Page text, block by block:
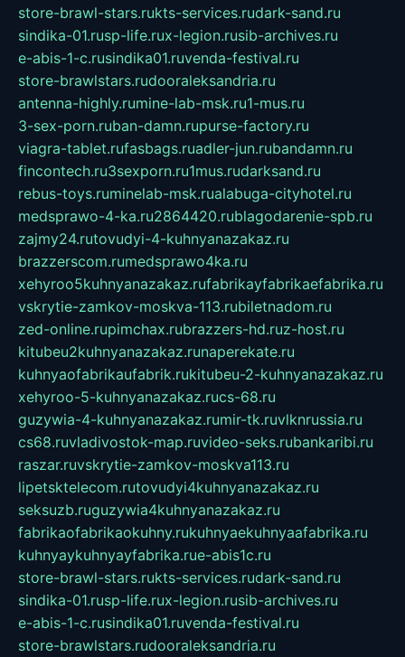
store-brawl-stars.rukts-services.rudark-sand.ru
sindika-01.rusp-life.rux-legion.rusib-archives.ru
e-abis-1-c.rusindika01.ruvenda-festival.ru
store-brawlstars.rudooraleksandria.ru
antenna-highly.rumine-lab-msk.ru1-mus.ru
3-sex-porn.ruban-damn.rupurse-factory.ru
viagra-tablet.rufasbags.ruadler-jun.rubandamn.ru
fincontech.ru3sexporn.ru1mus.rudarksand.ru
rebus-toys.ruminelab-msk.rualabuga-cityhotel.ru
medsprawo-4-ka.ru2864420.rublagodarenie-spb.ru
zajmy24.rutovudyi-4-kuhnyanazakaz.ru
brazzerscom.rumedsprawo4ka.ru
xehyroo5kuhnyanazakaz.rufabrikayfabrikaefabrika.ru
vskrytie-zamkov-moskva-113.rubiletnadom.ru
zed-online.rupimchax.rubrazzers-hd.ruz-host.ru
kitubeu2kuhnyanazakaz.runaperekate.ru
kuhnyaofabrikaufabrik.rukitubeu-2-kuhnyanazakaz.ru
xehyroo-5-kuhnyanazakaz.rucs-68.ru
guzywia-4-kuhnyanazakaz.rumir-tk.ruvlknrussia.ru
cs68.ruvladivostok-map.ruvideo-seks.rubankaribi.ru
raszar.ruvskrytie-zamkov-moskva113.ru
lipetsktelecom.rutovudyi4kuhnyanazakaz.ru
seksuzb.ruguzywia4kuhnyanazakaz.ru
fabrikaofabrikaokuhny.rukuhnyaekuhnyaafabrika.ru
kuhnyaykuhnyayfabrika.rue-abis1c.ru
store-brawl-stars.rukts-services.rudark-sand.ru
sindika-01.rusp-life.rux-legion.rusib-archives.ru
e-abis-1-c.rusindika01.ruvenda-festival.ru
store-brawlstars.rudooraleksandria.ru